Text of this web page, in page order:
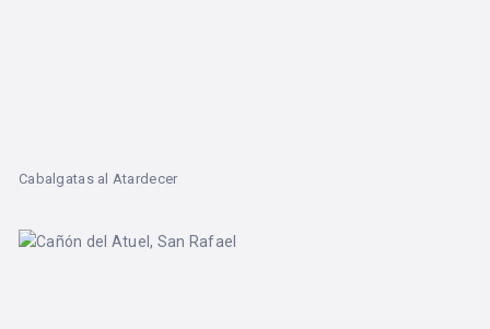
Cabalgatas al Atardecer